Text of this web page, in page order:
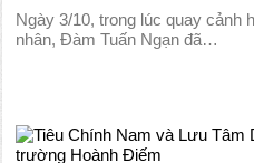
Ngày 3/10, trong lúc quay cảnh
nhân, Đàm Tuấn Ngạn đã…